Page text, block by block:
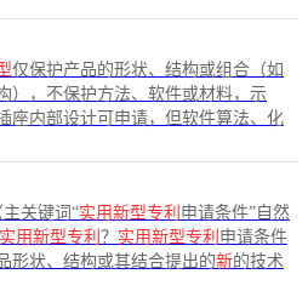
仅保护产品的形状、结构或组合（如
），不保护方法、软件或材料，示
座内部设计可申请，但软件算法、化
关键词“实用新型专利 申请条件”自然
实用新型专利 ？ 实用新型专利 申请条件
形状、结构或其结合提出的新的技术